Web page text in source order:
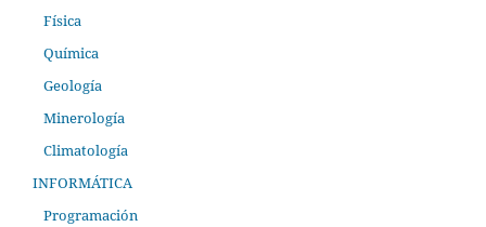
Física
Química
Geología
Minerología
Climatología
INFORMÁTICA
Programación